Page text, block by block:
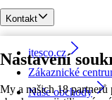
Nastavení
My a našich 18 partnerů
Kontakt
itesco.cz
Zákaznické
Naše obchody